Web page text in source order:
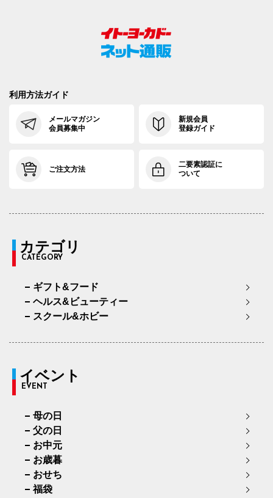
利用方法ガイド
メールマガジン
会員募集中
新規会員
登録ガイド
ご注文方法
二要素認証に
ついて
カテゴリ
CATEGORY
ギフト&フード
ヘルス&ビューティー
スクール&ホビー
イベント
EVENT
母の日
父の日
お中元
お歳暮
おせち
福袋